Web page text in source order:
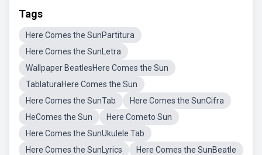
Tags
Here Comes the SunPartitura
Here Comes the SunLetra
Wallpaper BeatlesHere Comes the Sun
TablaturaHere Comes the Sun
Here Comes the SunTab
Here Comes the SunCifra
HeComes the Sun
Here Cometo Sun
Here Comes the SunUkulele Tab
Here Comes the SunLyrics
Here Comes the SunBeatle